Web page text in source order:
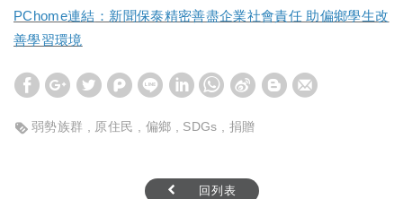
PChome連結 ： 新聞保泰精密善盡企業社會責任 助偏鄉學生改
善學習環境
弱勢族群 原住民 偏鄉 SDGs 捐贈
回列表